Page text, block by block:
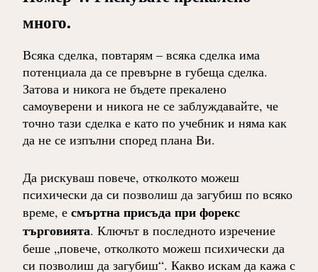
много.
Всяка сделка, повтарям – всяка сделка има
потенциала да се превърне в губеща сделка.
Затова и никога не бъдете прекалено
самоуверени и никога не се заблуждавайте, че
точно тази сделка е като по учебник и няма как
да не се изпълни според плана Ви.
Да рискуваш повече, отколкото можеш
психически да си позволиш да загубиш по всяко
време, е смъртна присъда при форекс
търговията. Ключът в последното изречение
беше „повече, отколкото можеш психически да
си позволиш да загубиш“. Какво искам да кажа с